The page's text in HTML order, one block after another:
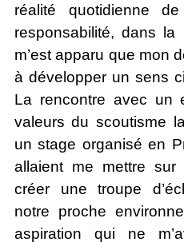
réalité quotidienne
responsabilité, dans
m’est apparu que mon
à développer un sens
La rencontre avec un
valeurs du scoutisme
un stage organisé en
allaient me mettre
créer une troupe
notre proche
aspiration qui ne